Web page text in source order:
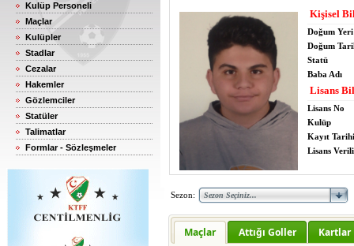
Kulüp Personeli
Maçlar
Kulüpler
Stadlar
Cezalar
Hakemler
Gözlemciler
Statüler
Talimatlar
Formlar - Sözleşmeler
Kişisel
Doğum Yeri
Doğum
Statü
Baba Adı
Lisans
Lisans No
Kulüp
Kayıt Tarihi
Lisans
Sezon:
Maçlar Attığı Goller Kartlar